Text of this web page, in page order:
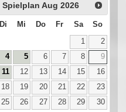
Spielplan Aug 2026
Di Mi Do Fr Sa So
1
2
4 5 6 7 8
9
11 12 13 14 15
16
18 19 20 21 22
23
25 26 27 28 29
30